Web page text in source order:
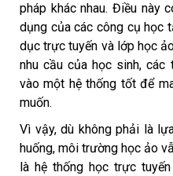
pháp khác nhau. Điều này
dụng của các công cụ học
dục trực tuyến và lớp học
nhu cầu của học sinh,
vào một hệ thống tốt để
muốn.
Vì vậy, dù không phải là
huống, môi trường học ảo
là hệ thống học trực